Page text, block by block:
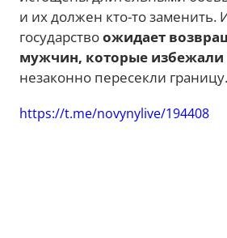
и их должен кто-то заменить.
государствоожидает
мужчин, которые
незаконно пересекли границу.
https://t.me/novynylive/194408